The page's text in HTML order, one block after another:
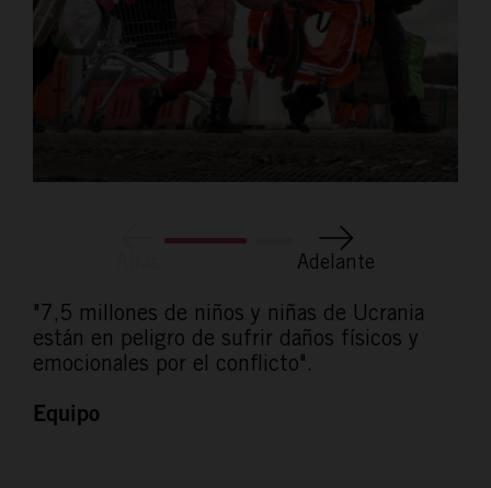
Adelante
"7,5 millones de niños y niñas de Ucrania
están en peligro de sufrir daños físicos y
emocionales por el conflicto".
Equipo